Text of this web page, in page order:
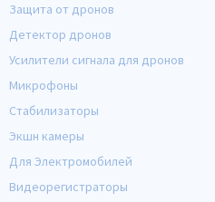
Защита от дронов
Детектор дронов
Усилители сигнала для дронов
Микрофоны
Стабилизаторы
Экшн камеры
Для Электромобилей
Видеорегистраторы